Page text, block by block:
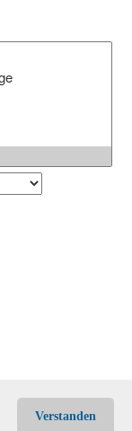
Verstanden